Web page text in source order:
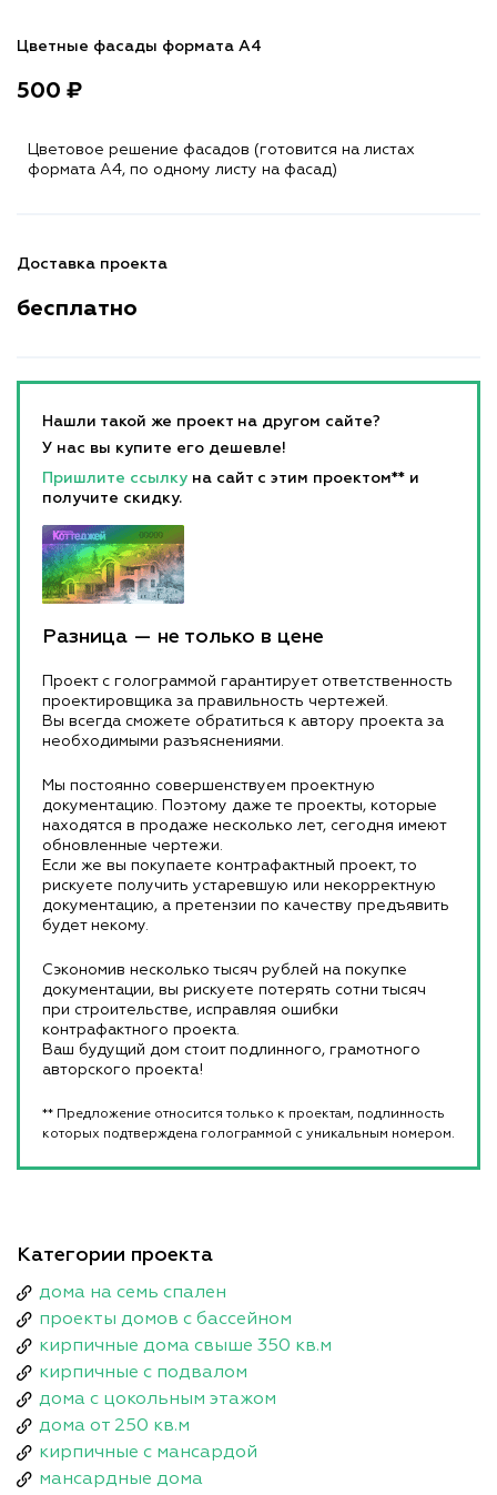
Цветные фасады формата А4
500 ₽
Цветовое решение фасадов (готовится на листах
формата A4, по одному листу на фасад)
Доставка проекта
бесплатно
Нашли такой же проект на другом сайте?
У нас вы купите его дешевле!
Пришлите ссылку на сайт с этим проектом** и
получите скидку.
Разница — не только в цене
Проект с голограммой гарантирует ответственность
проектировщика за правильность чертежей.
Вы всегда сможете обратиться к автору проекта за
необходимыми разъяснениями.
Мы постоянно совершенствуем проектную
документацию. Поэтому даже те проекты, которые
находятся в продаже несколько лет, сегодня имеют
обновленные чертежи.
Если же вы покупаете контрафактный проект, то
рискуете получить устаревшую или некорректную
документацию, а претензии по качеству предъявить
будет некому.
Сэкономив несколько тысяч рублей на покупке
документации, вы рискуете потерять сотни тысяч
при строительстве, исправляя ошибки
контрафактного проекта.
Ваш будущий дом стоит подлинного, грамотного
авторского проекта!
** Предложение относится только к проектам, подлинность
которых подтверждена голограммой с уникальным номером.
Категории проекта
дома на семь спален
проекты домов с бассейном
кирпичные дома свыше 350 кв.м
кирпичные с подвалом
дома с цокольным этажом
дома от 250 кв.м
кирпичные с мансардой
мансардные дома